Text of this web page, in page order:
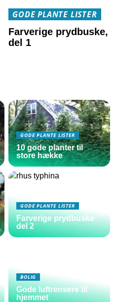
GODE PLANTE LISTER
Farverige prydbuske,
del 1
GODE PLANTE LISTER
10 gode planter til
store hække
GODE PLANTE LISTER
Farverige prydbuske
del 2
BOLIG
Gode luftrensere til
hjemmet